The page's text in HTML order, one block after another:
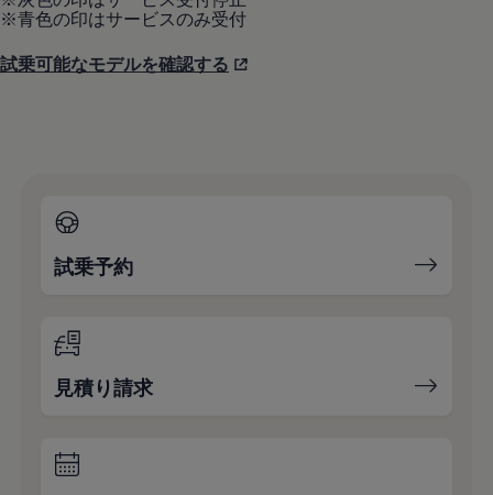
※青色の印はサービスのみ受付
試乗可能なモデルを確認する
試乗予約
見積り請求